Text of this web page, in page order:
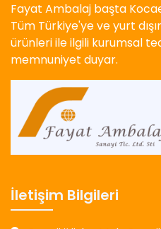
Fayat Ambalaj başta
Tüm Türkiye'ye ve yurt
ürünleri ile ilgili kurumsal
memnuniyet duyar.
İletişim Bilgileri